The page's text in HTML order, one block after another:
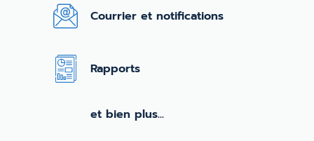
Courrier et notifications
Rapports
et bien plus...